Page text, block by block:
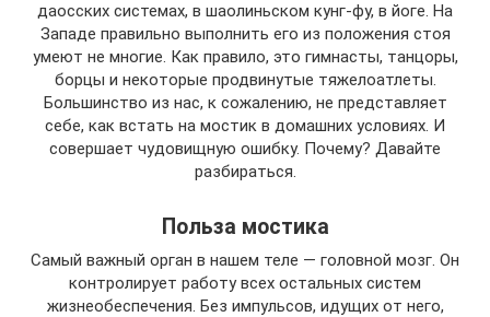
даосских системах, в шаолиньском кунг-фу, в йоге. На
Западе правильно выполнить его из положения стоя
умеют не многие. Как правило, это гимнасты, танцоры,
борцы и некоторые продвинутые тяжелоатлеты.
Большинство из нас, к сожалению, не представляет
себе, как встать на мостик в домашних условиях. И
совершает чудовищную ошибку. Почему? Давайте
разбираться.
Польза мостика
Самый важный орган в нашем теле — головной мозг. Он
контролирует работу всех остальных систем
жизнеобеспечения. Без импульсов, идущих от него,